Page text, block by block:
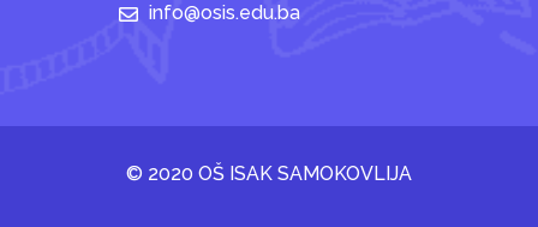
info@osis.edu.ba
© 2020 OŠ ISAK SAMOKOVLIJA